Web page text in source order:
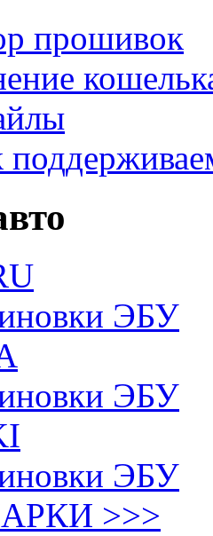
прошивок
ЭБУ
ЭБУ
ЭБУ
>>>